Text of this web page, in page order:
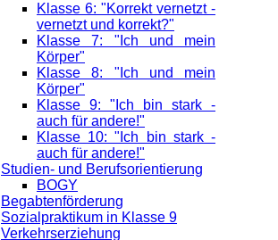
Klasse 6: "Korrekt vernetzt -
vernetzt und korrekt?"
Klasse 7: "Ich und mein
Körper"
Klasse 8: "Ich und mein
Körper"
Klasse 9: "Ich bin stark -
auch für andere!"
Klasse 10: "Ich bin stark -
auch für andere!"
Studien- und Berufsorientierung
BOGY
Begabtenförderung
Sozialpraktikum in Klasse 9
Verkehrserziehung